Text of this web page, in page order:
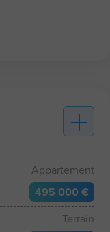
Appartement
495 000 €
Terrain